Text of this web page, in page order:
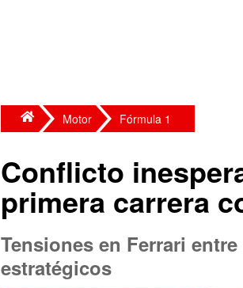
Motor Fórmula 1
Conflicto
primera carrera
Tensiones en Ferrari
estratégicos